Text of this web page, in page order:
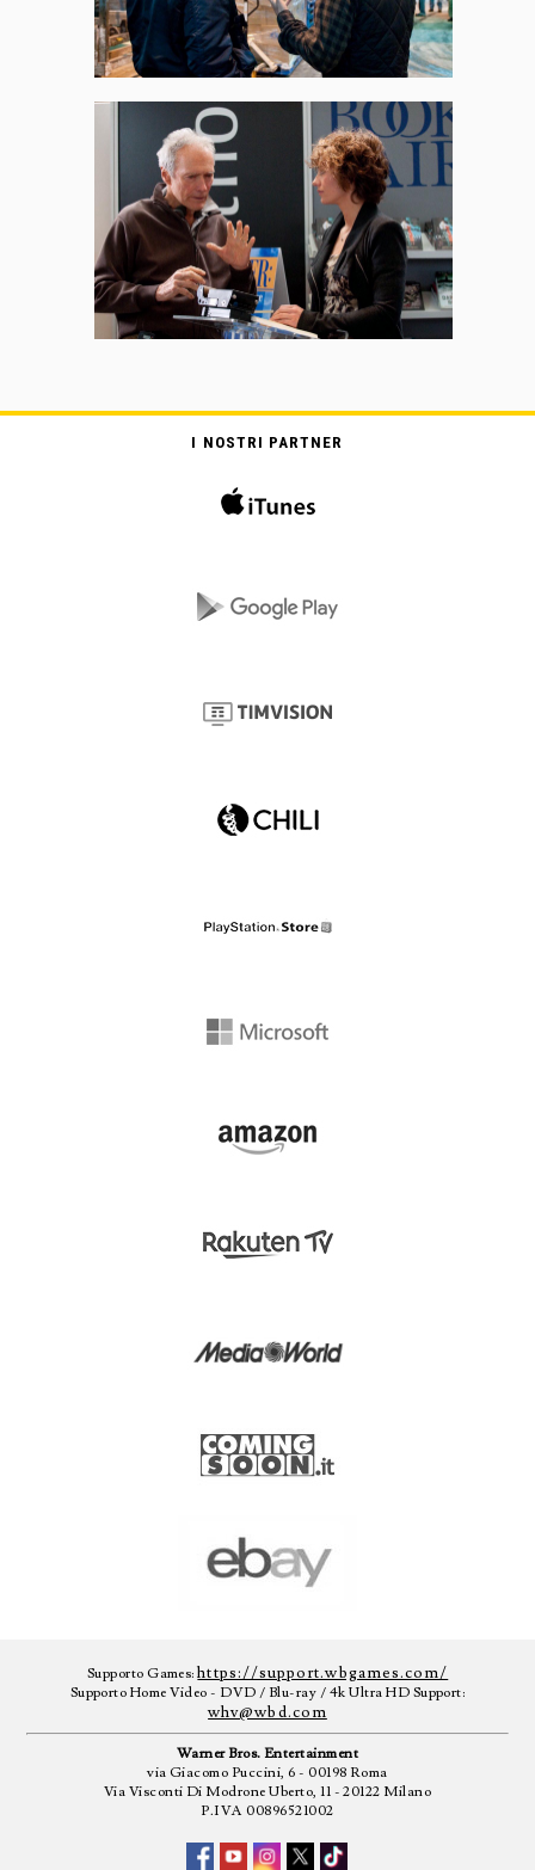
I NOSTRI PARTNER
Supporto Games:https://support.wbgames.com/
Supporto Home Video - DVD / Blu-ray / 4k Ultra HD Support:
whv@wbd.com
Warner Bros. Entertainment
via Giacomo Puccini, 6 - 00198 Roma
Via Visconti Di Modrone Uberto, 11 - 20122 Milano
P.IVA 00896521002